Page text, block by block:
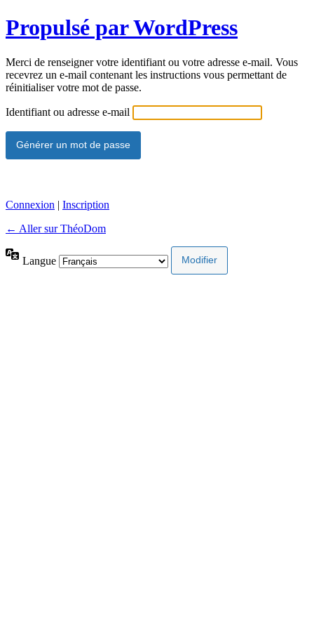
Propulsé par WordPress
Merci de renseigner votre identifiant ou votre adresse e-mail. Vous
recevrez un e-mail contenant les instructions vous permettant de
réinitialiser votre mot de passe.
Identifiant ou adresse e-mail
Connexion | Inscription
← Aller sur ThéoDom
Langue